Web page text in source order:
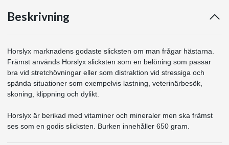
Beskrivning
Horslyx marknadens godaste slicksten om man frågar hästarna.
Främst används Horslyx slicksten som en belöning som passar
bra vid stretchövningar eller som distraktion vid stressiga och
spända situationer som exempelvis lastning, veterinärbesök,
skoning, klippning och dylikt.
Horslyx är berikad med vitaminer och mineraler men ska främst
ses som en godis slicksten. Burken innehåller 650 gram.